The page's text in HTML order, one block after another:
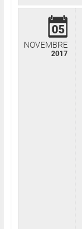
05
NOVEMBRE
2017